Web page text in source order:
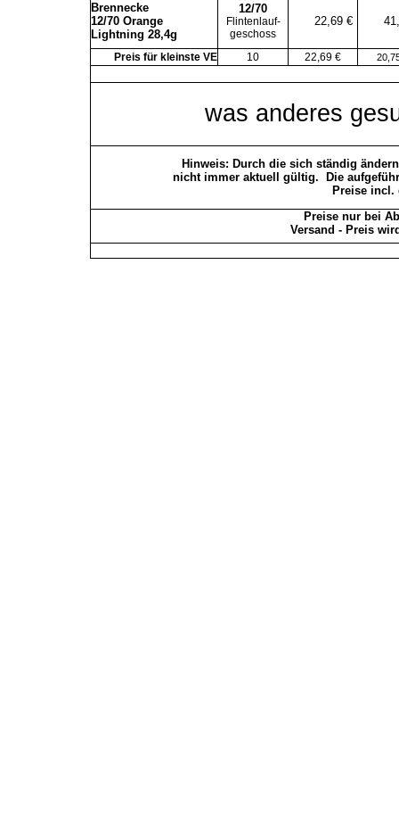
Brennecke
12/70 Orange
Lightning 28,4g
12/70
Flintenlauf-
geschoss
22,69 €
Preis für kleinste VE 10 22,69 €
was anderes
Hinweis: Durch die sich ständig
nicht immer aktuell gültig.
Die
Preise incl.
Preise nur bei
Versand - Preis